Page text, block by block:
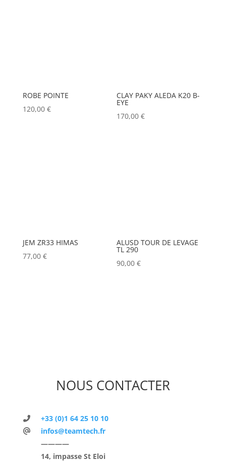
ROBE POINTE
120,00 €
CLAY PAKY ALEDA K20 B-
EYE
170,00€
JEM ZR33 HIMAS
77,00 €
ALUSD TOUR DE LEVAGE
TL 290
90,00€
NOUS CONTACTER
+33 (0)1 64 25 10 10
infos@teamtech.fr
————
14, impasse St Eloi